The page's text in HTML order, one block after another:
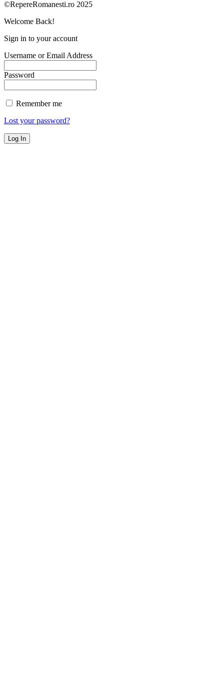
©RepereRomanesti.ro 2025
Welcome Back!
Sign in to your account
Username or Email Address
Password
Remember me
Lost your password?